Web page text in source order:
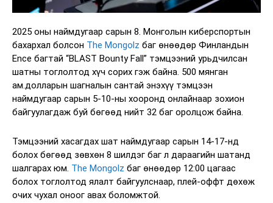
2025 оны наймдугаар сарын 8. Монголын киберспортын
бахархал болсон The Mongolz баг өнөөдөр Финландын
Ence багтай “BLAST Bounty Fall” тэмцээний урьдчилсан
шатны тоглолтод хүч сорих гэж байна. 500 мянган
ам.долларын шагналын сантай энэхүү тэмцээн
наймдугаар сарын 5-10-ны хооронд онлайнаар зохион
байгуулагдаж буй бөгөөд нийт 32 баг оролцож байна.
Тэмцээний хасагдах шат наймдугаар сарын 14-17-нд
болох бөгөөд зөвхөн 8 шилдэг баг л дараагийн шатанд
шалгарах юм. The Mongolz баг өнөөдөр 12:00 цагаас
болох тоглолтод ялалт байгуулснаар, плей-оффт дөхөж
очих чухал оноог авах боломжтой.